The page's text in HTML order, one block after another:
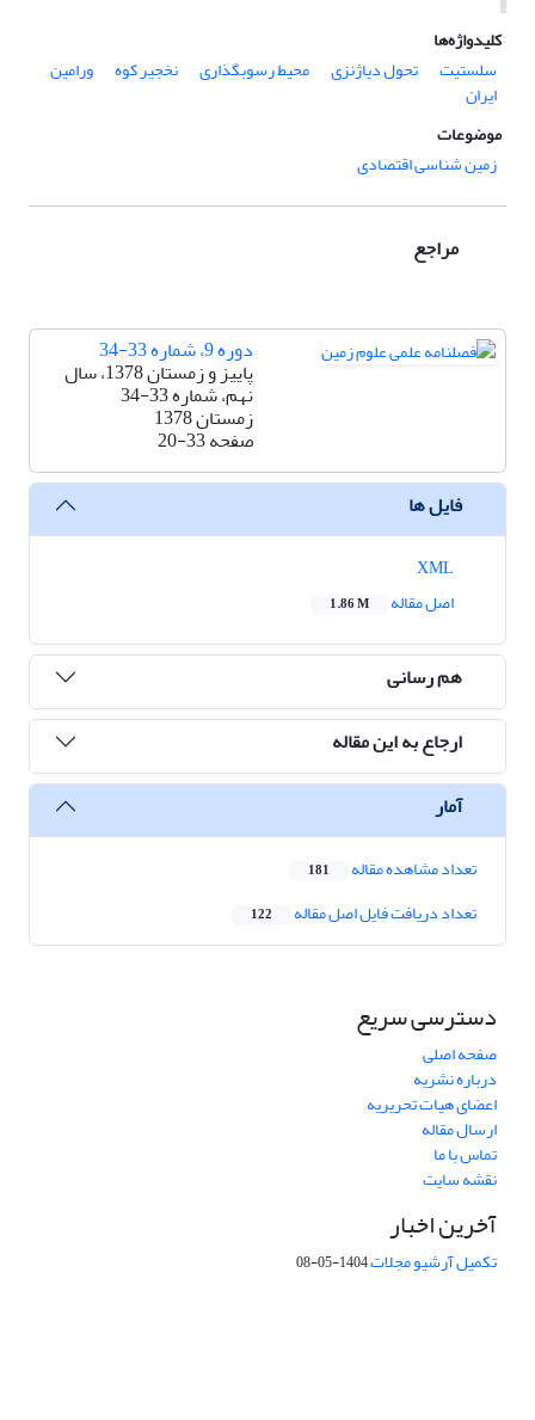
کلیدواژه‌ها
سلستیت
تحول دیاژنزی محیط رسوبگذاری نخجیر کوه ورامین
ایران
موضوعات
زمین شناسی اقتصادی
مراجع
دوره 9، شماره 33-34
پاییز و زمستان 1378، سال
نهم، شماره 33-34
زمستان 1378
صفحه20-33
فایل ها
اصل مقاله
1.86 M
هم رسانی
ارجاع به این مقاله
آمار
تعداد مشاهده مقاله 181
تعداد دریافت فایل اصل مقاله 122
دسترسی سریع
صفحه اصلی
درباره نشریه
اعضای هیات تحریریه
ارسال مقاله
تماس با ما
نقشه سایت
آخرین اخبار
تکمیل آرشیو مجلات1404-05-08